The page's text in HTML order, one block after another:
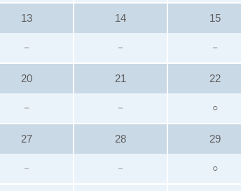
13
－
14
－
15
－
20
－
21
－
22
○
27
－
28
－
29
○